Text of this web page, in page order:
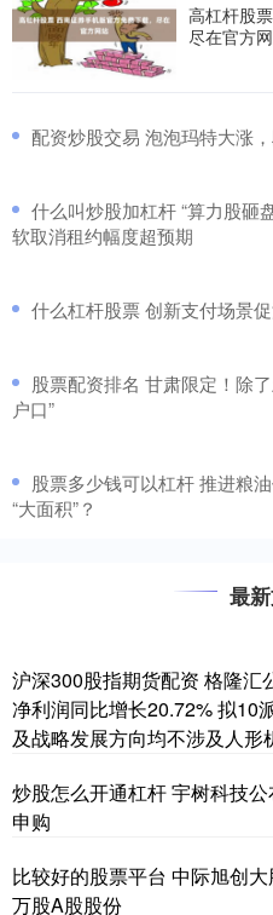
高杠杆股
尽在官方
配资炒股交易 泡泡玛特大涨
什么叫炒股加杠杆 “算力股砸
软取消租约幅度超预期
什么杠杆股票 创新支付场景
股票配资排名 甘肃限定！除
户口”
股票多少钱可以杠杆 推进粮
“大面积”？
最
沪深300股指期货配资 格隆汇
净利润同比增长20.72% 拟10
及战略发展方向均不涉及人形
炒股怎么开通杠杆 宇树科技
申购
比较好的股票平台 中际旭创
万股A股股份